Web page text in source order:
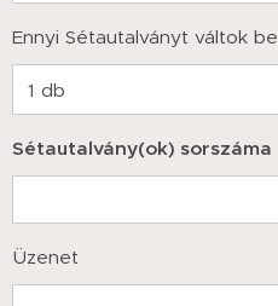
Ennyi Sétautalványt váltok be
Sétautalvány(ok) sorszáma
Üzenet